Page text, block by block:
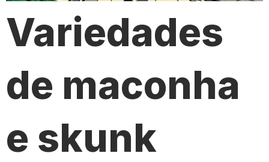
Variedades
de maconha
e skunk